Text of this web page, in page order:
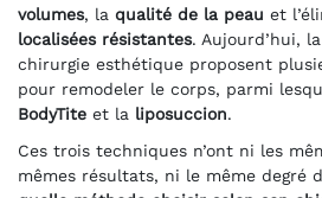
volumes, la qualité de la peau et
localisées résistantes. Aujourd’hui,
chirurgie esthétique proposent
pour remodeler le corps, parmi
BodyTite et la liposuccion.
Ces trois techniques n’ont ni les
mêmes résultats, ni le même degré